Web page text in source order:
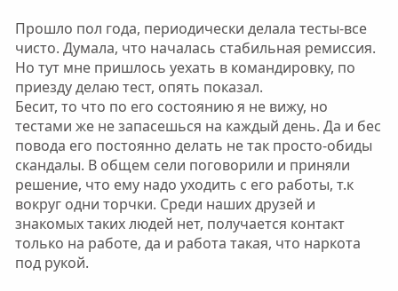
Прошло пол года, периодически делала тесты-все
чисто. Думала, что началась стабильная ремиссия.
Но тут мне пришлось уехать в командировку, по
приезду делаю тест, опять показал.
Бесит, то что по его состоянию я не вижу, но
тестами же не запасешься на каждый день. Да и бес
повода его постоянно делать не так просто-обиды
скандалы. В общем сели поговорили и приняли
решение, что ему надо уходить с его работы, т.к
вокруг одни торчки. Среди наших друзей и
знакомых таких людей нет, получается контакт
только на работе, да и работа такая, что наркота
под рукой.